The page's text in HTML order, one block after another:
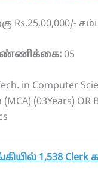
Rs.25,00,000/-
05
in Computer
(03Years)
1,538